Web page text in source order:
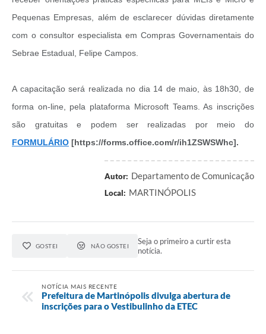
Gravações das Licitações
Galeria de Fotos
Arquivos para Download
Pequenas Empresas, além de esclarecer dúvidas diretamente
com o consultor especialista em Compras Governamentais do
Sebrae Estadual, Felipe Campos.
A capacitação será realizada no dia 14 de maio, às 18h30, de
forma on-line, pela plataforma Microsoft Teams. As inscrições
são gratuitas e podem ser realizadas por meio do
FORMULÁRIO [https://forms.office.com/r/ih1ZSWSWhc].
Autor: Departamento de Comunicação
Local: MARTINÓPOLIS
GOSTEI NÃO GOSTEI
Seja o primeiro a curtir esta
notícia.
NOTÍCIA MAIS RECENTE
Prefeitura de Martinópolis divulga abertura de
inscrições para o Vestibulinho da ETEC